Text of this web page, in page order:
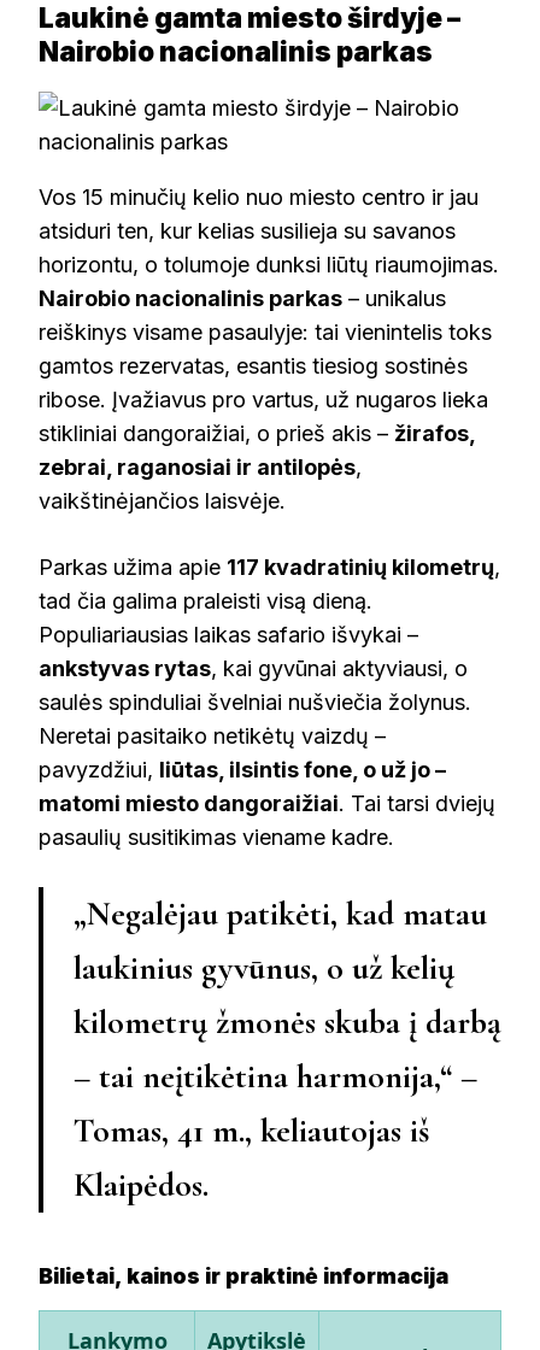
Laukinė gamta miesto širdyje –
Nairobio nacionalinis parkas
Vos 15 minučių kelio nuo miesto centro ir jau
atsiduri ten, kur kelias susilieja su savanos
horizontu, o tolumoje dunksi liūtų riaumojimas.
Nairobio nacionalinis parkas – unikalus
reiškinys visame pasaulyje: tai vienintelis toks
gamtos rezervatas, esantis tiesiog sostinės
ribose. Įvažiavus pro vartus, už nugaros lieka
stikliniai dangoraižiai, o prieš akis – žirafos,
zebrai, raganosiai ir antilopės,
vaikštinėjančios laisvėje.
Parkas užima apie 117 kvadratinių kilometrų,
tad čia galima praleisti visą dieną.
Populiariausias laikas safario išvykai –
ankstyvas rytas, kai gyvūnai aktyviausi, o
saulės spinduliai švelniai nušviečia žolynus.
Neretai pasitaiko netikėtų vaizdų –
pavyzdžiui, liūtas, ilsintis fone, o už jo –
matomi miesto dangoraižiai. Tai tarsi dviejų
pasaulių susitikimas viename kadre.
„Negalėjau patikėti, kad matau
laukinius gyvūnus, o už kelių
kilometrų žmonės skuba į darbą
– tai neįtikėtina harmonija,“ –
Tomas, 41 m., keliautojas iš
Klaipėdos.
Bilietai, kainos ir praktinė informacija
Lankymo Apytikslė